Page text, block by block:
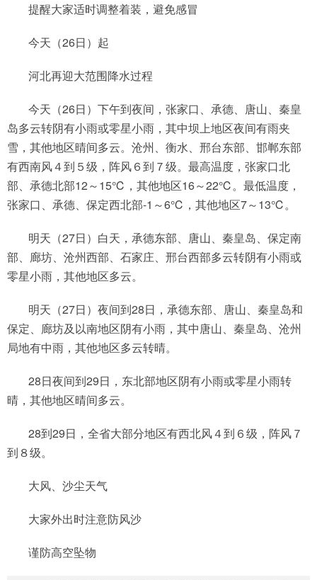
提醒大家适时调整着装，避免感冒
今天（26日）起
河北再迎大范围降水过程
今天（26日）下午到夜间，张家口、承德、唐山、秦皇
岛多云转阴有小雨或零星小雨，其中坝上地区夜间有雨夹
雪，其他地区晴间多云。沧州、衡水、邢台东部、邯郸东部
有西南风４到５级，阵风６到７级。最高温度，张家口北
部、承德北部12～15℃，其他地区16～22℃。最低温度，
张家口、承德、保定西北部-1～6℃，其他地区7～13℃。
明天（27日）白天，承德东部、唐山、秦皇岛、保定南
部、廊坊、沧州西部、石家庄、邢台西部多云转阴有小雨或
零星小雨，其他地区多云。
明天（27日）夜间到28日，承德东部、唐山、秦皇岛和
保定、廊坊及以南地区阴有小雨，其中唐山、秦皇岛、沧州
局地有中雨，其他地区多云转晴。
28日夜间到29日，东北部地区阴有小雨或零星小雨转
晴，其他地区晴间多云。
28到29日，全省大部分地区有西北风４到６级，阵风７
到８级。
大风、沙尘天气
大家外出时注意防风沙
谨防高空坠物